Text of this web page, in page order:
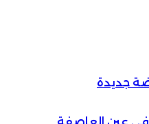
جديدة